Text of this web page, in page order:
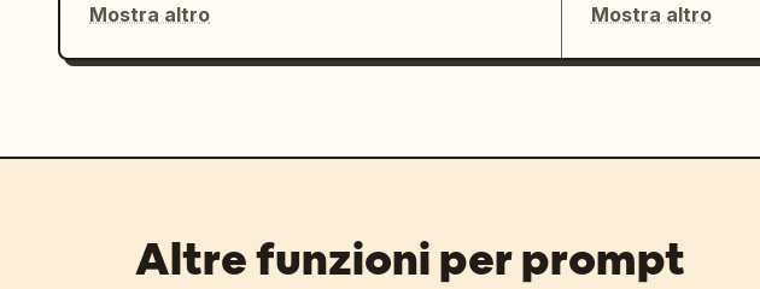
Mostra altro
Mostra altro
Altre funzioni per prompt